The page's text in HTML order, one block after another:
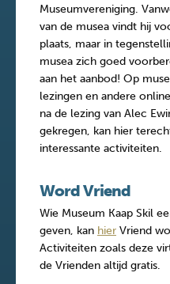
Museumvereniging.
van de musea vindt hij
plaats, maar in
musea zich goed
aan het aanbod! Op
lezingen en andere
na de lezing van Alec
gekregen, kan hier
interessante activiteiten.
Word Vriend
Wie Museum Kaap Skil
geven, kan hier Vriend
Activiteiten zoals deze
de Vrienden altijd gratis.